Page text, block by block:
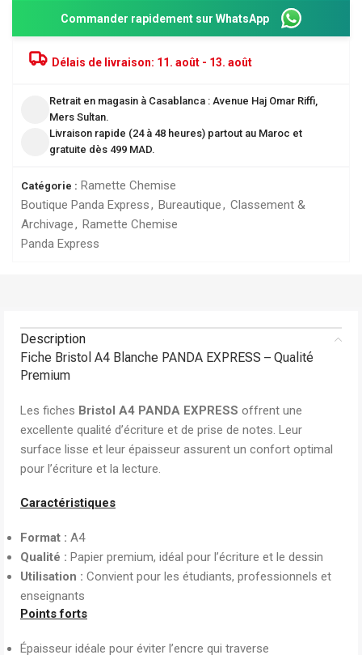
Commander rapidement sur WhatsApp
Délais de livraison: 11. août - 13. août
Retrait en magasin à Casablanca : Avenue Haj Omar Riffi,
Mers Sultan.
Livraison rapide (24 à 48 heures) partout au Maroc et
gratuite dès 499 MAD.
Catégorie : Ramette Chemise
Boutique Panda Express, Bureautique, Classement &
Archivage, Ramette Chemise
Panda Express
Description
Fiche Bristol A4 Blanche PANDA EXPRESS – Qualité
Premium
Les fiches Bristol A4 PANDA EXPRESS offrent une
excellente qualité d’écriture et de prise de notes. Leur
surface lisse et leur épaisseur assurent un confort optimal
pour l’écriture et la lecture.
Caractéristiques
Format : A4
Qualité : Papier premium, idéal pour l’écriture et le dessin
Utilisation : Convient pour les étudiants, professionnels et
enseignants
Points forts
Épaisseur idéale pour éviter l’encre qui traverse